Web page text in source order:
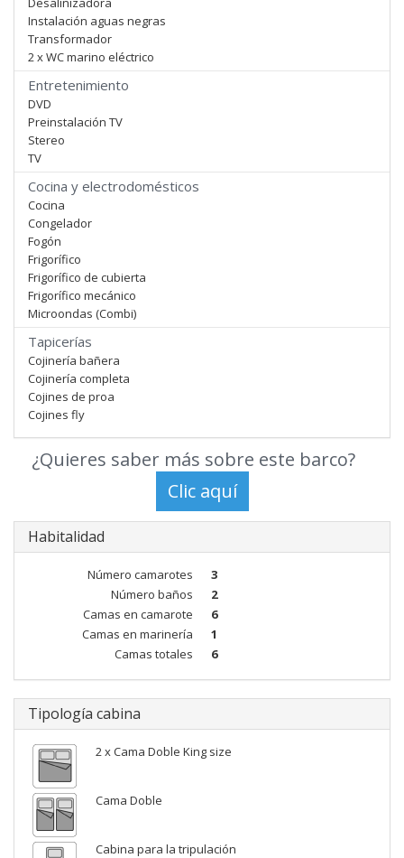
Instalación aguas negras
Transformador
2 x WC marino eléctrico
Entretenimiento
DVD
Preinstalación TV
Stereo
TV
Cocina y electrodomésticos
Cocina
Congelador
Fogón
Frigorífico
Frigorífico de cubierta
Frigorífico mecánico
Microondas (Combi)
Tapicerías
Cojinería bañera
Cojinería completa
Cojines de proa
Cojines fly
¿Quieres saber más sobre este barco?
Habitalidad
Número camarotes
3
Número baños
2
Camas en camarote
6
Camas en marinería
1
Camas totales
6
Tipología cabina
2 x Cama Doble King size
Cama Doble
Cabina para la tripulación